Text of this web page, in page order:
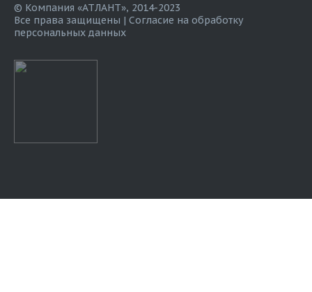
© Компания «АТЛАНТ», 2014-2023
Все права защищены | Согласие на обработку
персональных данных